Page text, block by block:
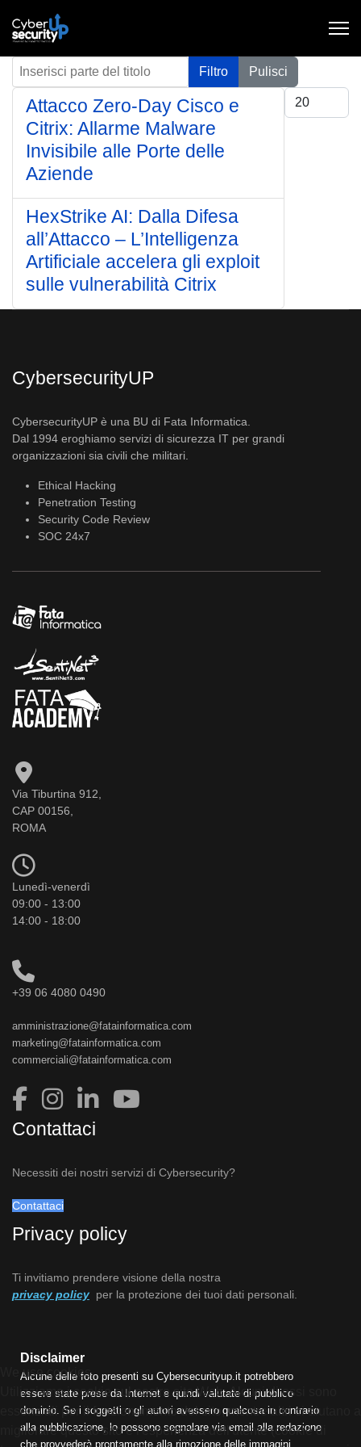
Inserisci parte del titolo Filtro
Pulisci
Visualizza #
Attacco Zero-Day Cisco e
Citrix: Allarme Malware
Invisibile alle Porte delle
Aziende
HexStrike AI: Dalla Difesa
all’Attacco – L’Intelligenza
Artificiale accelera gli exploit
sulle vulnerabilità Citrix
CybersecurityUP
CybersecurityUP è una BU di Fata Informatica.
Dal 1994 eroghiamo servizi di sicurezza IT per grandi
organizzazioni sia civili che militari.
Ethical Hacking
Penetration Testing
Security Code Review
SOC 24x7
Via Tiburtina 912,
CAP 00156,
ROMA
Lunedì-venerdì
09:00 - 13:00
14:00 - 18:00
+39 06 4080 0490
amministrazione@fatainformatica.com
marketing@fatainformatica.com
commerciali@fatainformatica.com
Contattaci
Necessiti dei nostri servizi di Cybersecurity?
Contattaci
Privacy policy
Ti invitiamo prendere visione della nostra
privacy policy per la protezione dei tuoi dati personali.
Disclaimer
Alcune delle foto presenti su Cybersecurityup.it potrebbero
essere state prese da Internet e quindi valutate di pubblico
dominio. Se i soggetti o gli autori avessero qualcosa in contrario
alla pubblicazione, lo possono segnalare via email alla redazione
che provvederà prontamente alla rimozione delle immagini
We use cookies
Utilizziamo i cookie sul nostro sito Web. Alcuni di essi sono
essenziali per il funzionamento del sito, mentre altri ci aiutano a
migliorare questo sito e l'esperienza dell'utente (cookie di